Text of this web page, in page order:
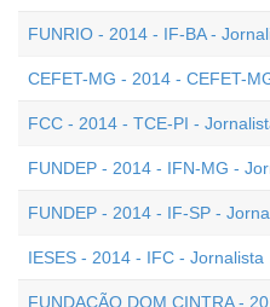
FUNRIO - 2014 - IF-BA -
CEFET-MG - 2014 - CEFET-
FCC - 2014 - TCE-PI -
FUNDEP - 2014 - IFN-MG -
FUNDEP - 2014 - IF-SP -
IESES - 2014 - IFC - Jornalista
FUNDAÇÃO DOM CINTRA -